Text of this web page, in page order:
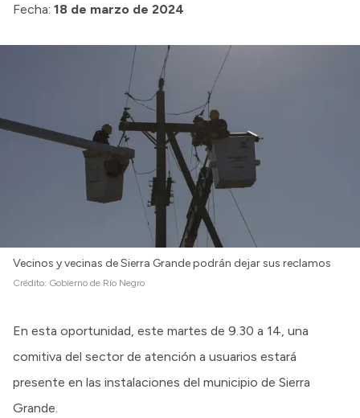
Consulta de pago a proveedores
Fecha: 18 de marzo de 2024
Vecinos y vecinas de Sierra Grande podrán dejar sus reclamos
Crédito: Gobierno de Río Negro
En esta oportunidad, este martes de 9.30 a 14, una
comitiva del sector de atención a usuarios estará
presente en las instalaciones del municipio de Sierra
Grande.